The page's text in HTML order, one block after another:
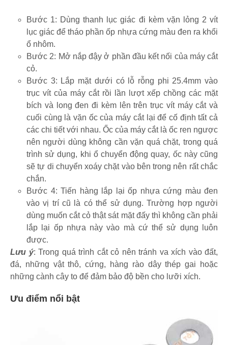
Bước 1: Dùng thanh lục giác đi kèm vặn lỏng 2 vít
lục giác để tháo phần ốp nhựa cứng màu đen ra khổi
ổ nhôm.
Bước 2: Mở nắp đậy ở phần đầu kết nối của máy cắt
cỏ.
Bước 3: Lắp mặt dưới có lỗ rỗng phi 25.4mm vào
trục vít của máy cắt rồi lần lượt xếp chồng các mặt
bích và long đen đi kèm lên trên trục vít máy cắt và
cuối cùng là vặn ốc của máy cắt lại để cố định tất cả
các chi tiết với nhau. Ốc của máy cắt là ốc ren ngược
nên người dùng không cần vặn quá chặt, trong quá
trình sử dụng, khi ổ chuyển động quay, ốc này cũng
sẽ tự di chuyển xoáy chặt vào bên trong nên rất chắc
chắn.
Bước 4: Tiến hàng lắp lại ốp nhựa cứng màu đen
vào vị trí cũ là có thể sử dụng. Trường hợp người
dùng muốn cắt cỏ thật sát mặt đấy thì không cần phải
lắp lại ốp nhựa này vào mà cứ thể sử dụng luôn
được.
Lưu ý: Trong quá trình cắt cỏ nên tránh va xích vào đất,
đá, những vật thô, cứng, hàng rào dây thép gai hoặc
những cành cây to để đảm bảo độ bền cho lưỡi xích.
Ưu điểm nổi bật